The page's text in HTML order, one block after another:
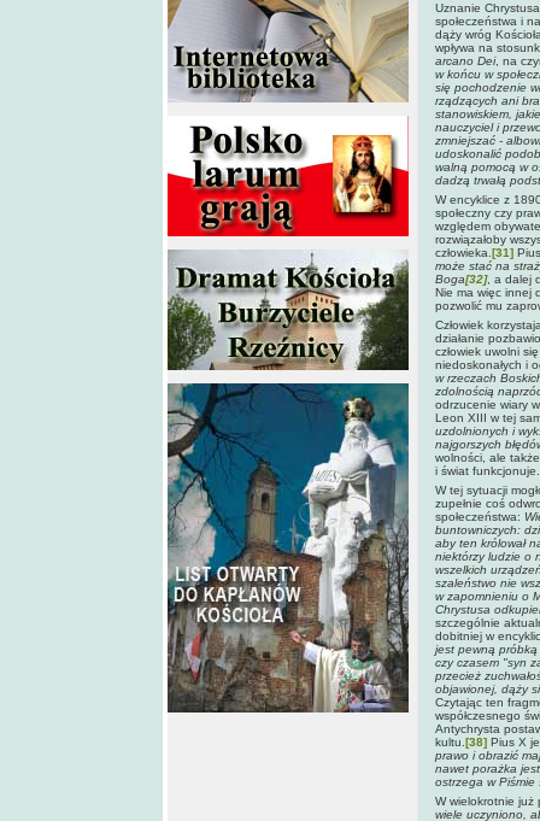
Uznanie
społeczeństwa i
dąży wróg
wpływa na
arcano Dei, na
w końcu w
się pochodzenie
rządzących ani
stanowiskiem,
nauczyciel i
zmniejszać -
udoskonalić
walną pomocą w
dadzą trwałą
W encyklice z
społeczny czy
względem
rozwiązałoby
człowieka. [31]
może stać na
Boga[32], a dalej
Nie ma więc innej
pozwolić mu
Człowiek
działanie
człowiek uwolni
niedoskonałych i
w rzeczach
zdolnością
odrzucenie wiary
Leon XIII w tej
uzdolnionych i
najgorszych
wolności, ale
i świat funkcjonuje.
W tej sytuacji
zupełnie coś
społeczeństwa:
buntowniczych:
aby ten królował
niektórzy ludzie o
wszelkich
szaleństwo nie
w zapomnieniu o
Chrystusa
szczególnie
dobitniej w
jest pewną
czy czasem "syn
przecież
objawionej, dąży
Czytając ten
współczesnego
Antychrysta
kultu. [38] Pius X
prawo i obrazić
nawet porażka
ostrzega w Piśmie
W wielokrotnie już
wiele uczyniono,